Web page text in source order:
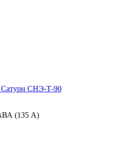
Сатурн СНЭ-Т-90
(135 А)